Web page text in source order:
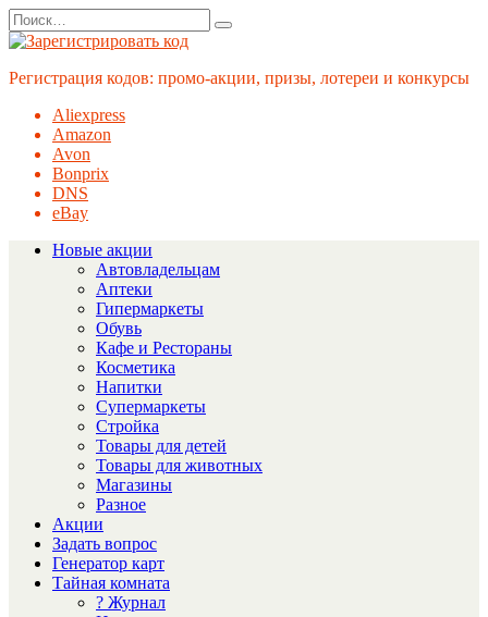
Перейти
к
содержанию
Search
for:
Регистрация кодов: промо-акции, призы, лотереи и конкурсы
Aliexpress
Amazon
Avon
Bonprix
DNS
eBay
Новые акции
Автовладельцам
Аптеки
Гипермаркеты
Обувь
Кафе и Рестораны
Косметика
Напитки
Супермаркеты
Стройка
Товары для детей
Товары для животных
Магазины
Разное
Акции
Задать вопрос
Генератор карт
Тайная комната
? Журнал